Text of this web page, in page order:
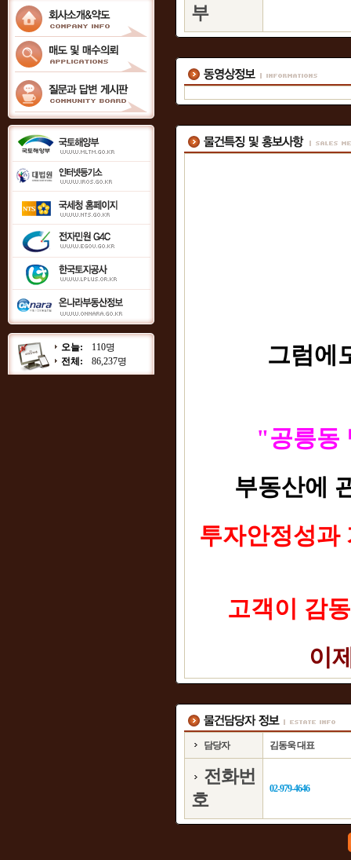
오늘:
110명
전체:
86,237명
부
그럼에
"공릉동
부동산에
투자안정성과
고객이 감
이
담당자 김동욱 대표
전화번
호
02-979-4646